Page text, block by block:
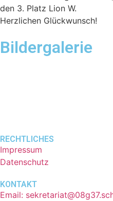
den 3. Platz Lion W.
Herzlichen Glückwunsch!
Bildergalerie
RECHTLICHES
Impressum
Datenschutz
KONTAKT
Email: